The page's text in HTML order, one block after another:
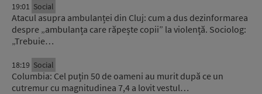
19:01 Social
Atacul asupra ambulanței din Cluj: cum a dus dezinformarea
despre „ambulanța care răpește copii” la violență. Sociolog:
„Trebuie…
18:19 Social
Columbia: Cel puțin 50 de oameni au murit după ce un
cutremur cu magnitudinea 7,4 a lovit vestul…